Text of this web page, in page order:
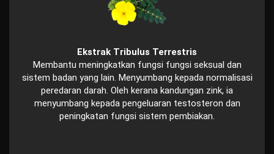
Ekstrak Tribulus Terrestris
Membantu meningkatkan fungsi fungsi seksual dan
sistem badan yang lain. Menyumbang kepada normalisasi
peredaran darah. Oleh kerana kandungan zink, ia
menyumbang kepada pengeluaran testosteron dan
peningkatan fungsi sistem pembiakan.